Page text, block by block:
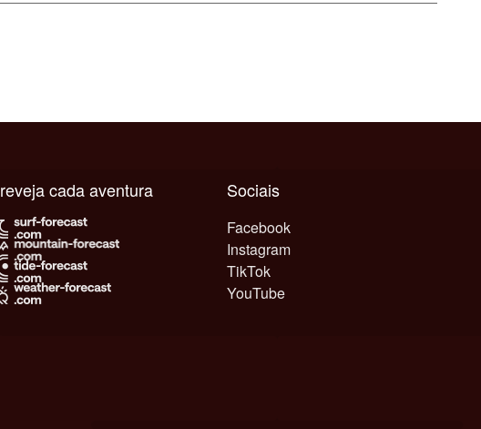
Sociais
Facebook
Instagram
TikTok
YouTube
Preveja cada aventura